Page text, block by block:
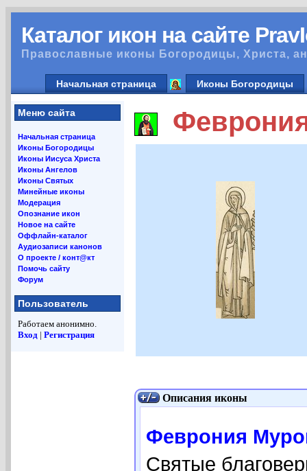
Каталог икон на сайте
Православные иконы Богородицы, Христа,
Начальная страница Иконы Богородицы
Меню сайта
Начальная страница
Иконы Богородицы
Иконы Иисуса Христа
Иконы Ангелов
Иконы Святых
Минейные иконы
Модерация
Опознание икон
Новое на сайте
Оффлайн-каталог
Аудиозаписи канонов
О проекте / конт@кт
Помочь сайту
Форум
Пользователь
Работаем анонимно.
Вход | Регистрация
Описания иконы
Феврония
Святые